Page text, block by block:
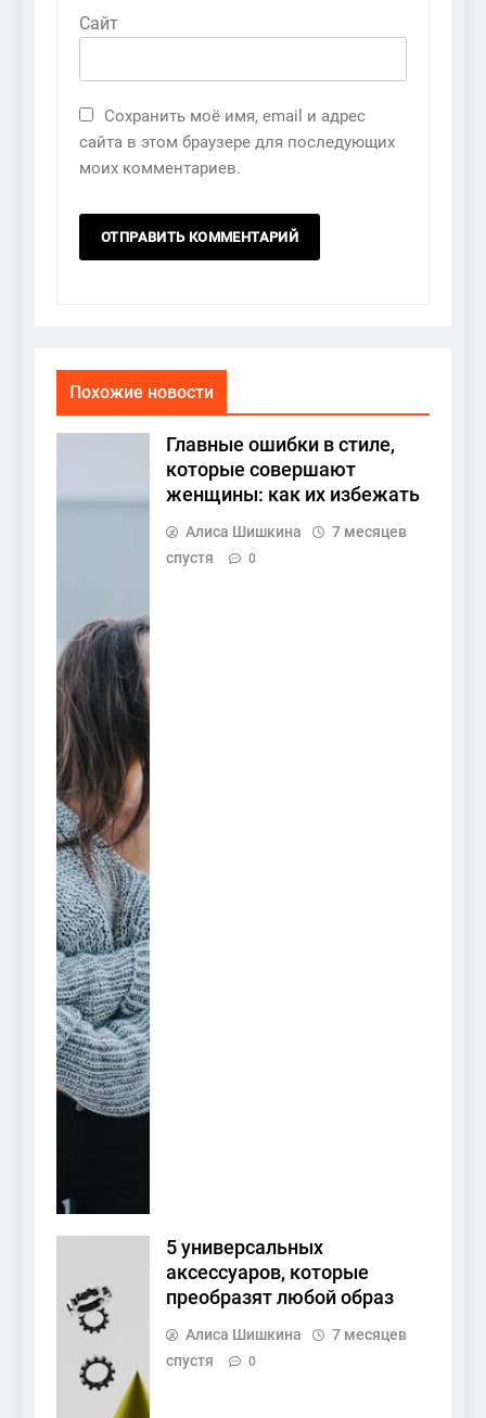
Сайт
Сохранить моё имя, email и адрес
сайта в этом браузере для последующих
моих комментариев.
Похожие новости
Главные ошибки в стиле,
которые совершают
женщины: как их избежать
Алиса Шишкина
7 месяцев
спустя
0
5 универсальных
аксессуаров, которые
преобразят любой образ
Алиса Шишкина
7 месяцев
спустя
0